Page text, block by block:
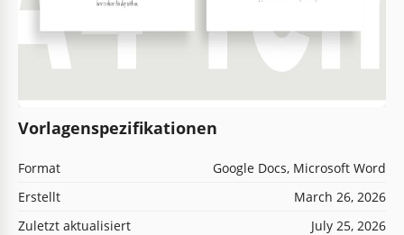
Vorlagenspezifikationen
Format
Google Docs, Microsoft Word
Erstellt
March 26, 2026
Zuletzt aktualisiert
July 25, 2026